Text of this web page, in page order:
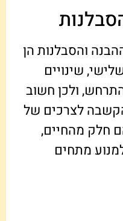
והסבלנות הן
שינויים
ולכן חשוב
לצרכים של
חלק מהחיים,
מתחים